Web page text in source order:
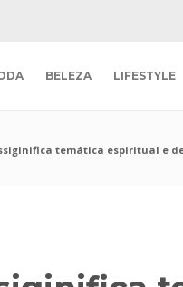
BELEZA LIFESTYLE
temática espiritual e